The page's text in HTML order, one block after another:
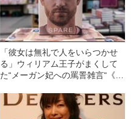
「彼女は無礼で人をいらつかせ
る」ウィリアム王子がまくして
た“メーガン妃への罵詈雑言“《ヘ